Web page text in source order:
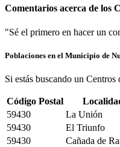
Comentarios acerca de los
"Sé el primero en hacer un
Poblaciones en el Municipio de
Si estás buscando un
Código Postal
59430
La Unión
59430
El Triunfo
59430
Cañada de